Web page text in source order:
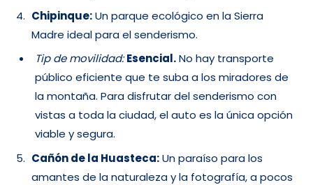
Chipinque:Un parque ecológico en la Sierra
Madre ideal para el senderismo.
Tip de movilidad: Esencial.No hay transporte
público eficiente que te suba a los miradores de
la montaña. Para disfrutar del senderismo con
vistas a toda la ciudad, el auto es la única opción
viable y segura.
Cañón de la Huasteca:Un paraíso para los
amantes de la naturaleza y la fotografía, a pocos